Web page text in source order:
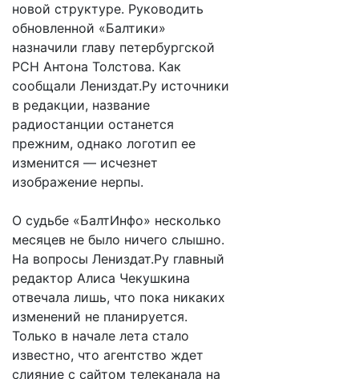
новой структуре. Руководить
обновленной «Балтики»
назначили главу петербургской
РСН Антона Толстова. Как
сообщали Лениздат.Ру источники
в редакции, название
радиостанции останется
прежним, однако логотип ее
изменится — исчезнет
изображение нерпы.
О судьбе «БалтИнфо» несколько
месяцев не было ничего слышно.
На вопросы Лениздат.Ру главный
редактор Алиса Чекушкина
отвечала лишь, что пока никаких
изменений не планируется.
Только в начале лета стало
известно, что агентство ждет
слияние с сайтом телеканала на